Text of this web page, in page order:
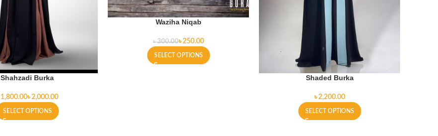
Shahzadi Burka
৳
SELECT OPTIONS
Waziha Niqab
৳300.00৳250.00
SELECT OPTIONS
Shaded Burka
৳
SELECT OPTIONS